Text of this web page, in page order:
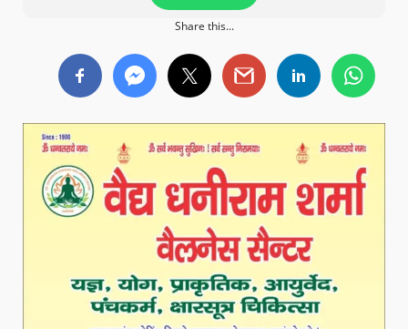
Share this...